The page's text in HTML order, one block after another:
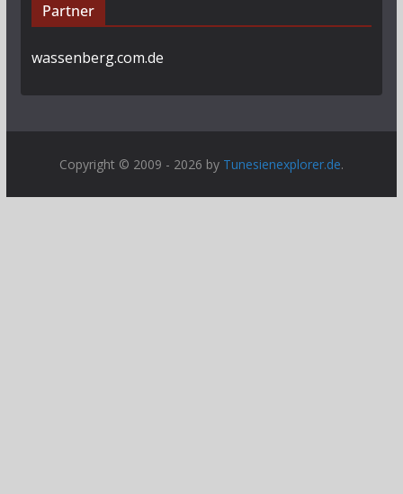
Partner
wassenberg.com.de
Copyright © 2009 - 2026 by Tunesienexplorer.de.